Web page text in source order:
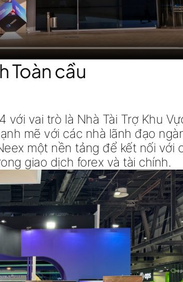
Toàn cầu
với vai trò là Nhà Tài Trợ Khu
mẽ với các nhà lãnh đạo
một nền tảng để kết nối
giao dịch forex và tài chính.